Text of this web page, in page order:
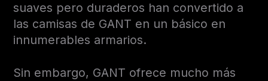
suaves pero duraderos han convertido a
las camisas de GANT en un básico en
innumerables armarios.
Sin embargo, GANT ofrece mucho más